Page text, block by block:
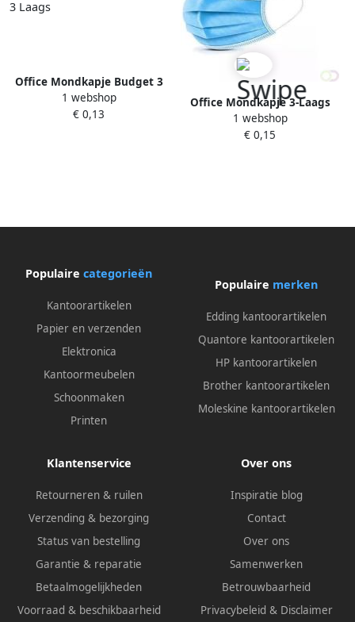
Office Mondkapje Budget 3
Laags
1 webshop
€ 0,13
Office Mondkapje 3-Laags
type IIR blauw
1 webshop
€ 0,15
Populaire categorieën
Kantoorartikelen
Papier en verzenden
Elektronica
Kantoormeubelen
Schoonmaken
Printen
Populaire merken
Edding kantoorartikelen
Quantore kantoorartikelen
HP kantoorartikelen
Brother kantoorartikelen
Moleskine kantoorartikelen
Klantenservice
Retourneren & ruilen
Verzending & bezorging
Status van bestelling
Garantie & reparatie
Betaalmogelijkheden
Voorraad & beschikbaarheid
Over ons
Inspiratie blog
Contact
Over ons
Samenwerken
Betrouwbaarheid
Privacybeleid & Disclaimer